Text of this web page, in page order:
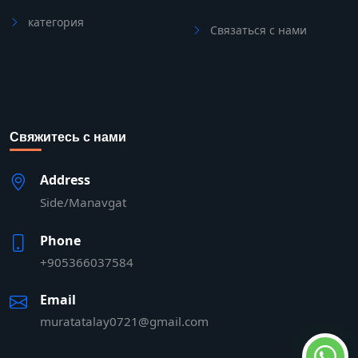
категория
Связаться с нами
Свяжитесь с нами
Address
Side/Manavgat
Phone
+905366037584
Email
muratatalay0721@gmail.com